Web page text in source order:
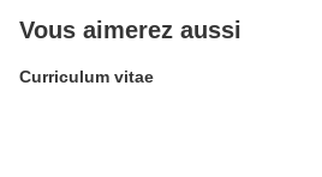
Vous aimerez aussi
Curriculum vitae